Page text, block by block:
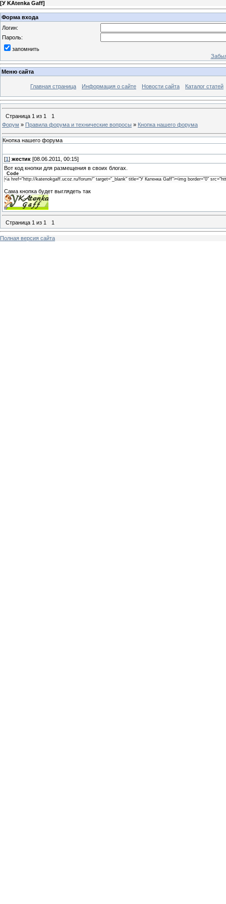
[У KAtenka Gaff]
Форма входа
Логин:
Пароль:
запомнить
Меню сайта
Главная страница Информация о сайте Новости сайта Каталог статей
Страница 1 из 1
1
Форум » Правила форума и технические вопросы » Кнопка нашего форума
Кнопка нашего форума
[1 ] жестик [08.06.2011, 00:15]
Вот код кнопки для размещения в своих блогах.
Code
<a href="http://katenokgaff.ucoz.ru/forum/" target="_blank" title="У Катенка Gaff"><img border="0"
Сама кнопка будет выглядеть так
Страница 1 из 1 1
Полная версия сайта